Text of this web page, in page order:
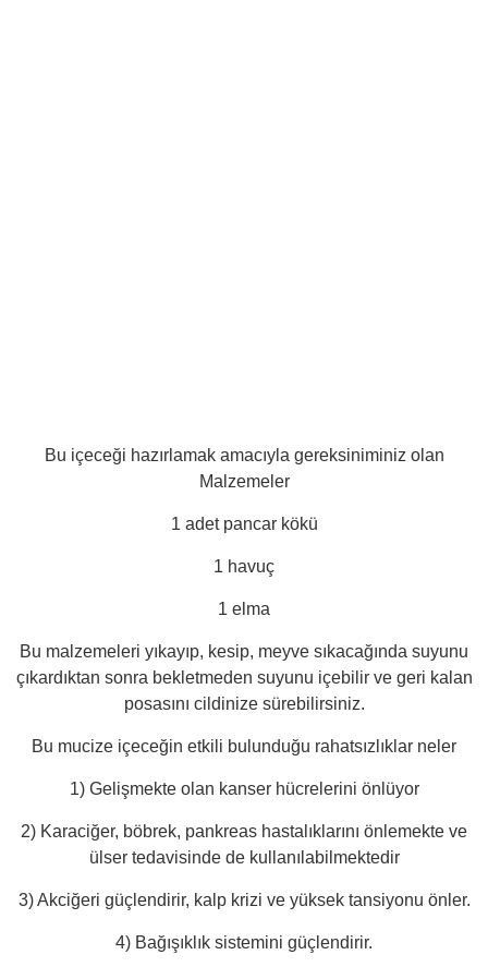
Bu içeceği hazırlamak amacıyla gereksiniminiz olan
Malzemeler
1 adet pancar kökü
1 havuç
1 elma
Bu malzemeleri yıkayıp, kesip, meyve sıkacağında suyunu
çıkardıktan sonra bekletmeden suyunu içebilir ve geri kalan
posasını cildinize sürebilirsiniz.
Bu mucize içeceğin etkili bulunduğu rahatsızlıklar neler
1) Gelişmekte olan kanser hücrelerini önlüyor
2) Karaciğer, böbrek, pankreas hastalıklarını önlemekte ve
ülser tedavisinde de kullanılabilmektedir
3) Akciğeri güçlendirir, kalp krizi ve yüksek tansiyonu önler.
4) Bağışıklık sistemini güçlendirir.